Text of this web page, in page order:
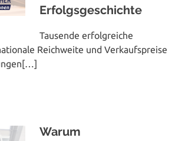
Erfolgsgeschichte
Tausende erfolg­rei­che
Reich­wei­te und Ver­kaufs­prei­se
Warum